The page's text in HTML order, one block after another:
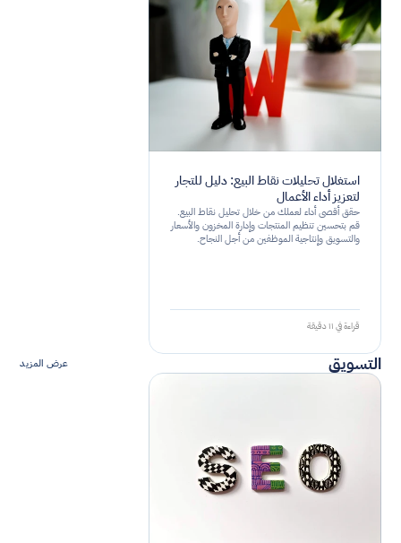
استغلال تحليلات نقاط البيع: دليل للتجار
لتعزيز أداء الأعمال
حقق أقصى أداء لعملك من خلال تحليل نقاط البيع.
قم بتحسين تنظيم المنتجات وإدارة المخزون والأسعار
والتسويق وإنتاجية الموظفين من أجل النجاح.
قراءة في ١١ دقيقة
التسويق عرض المزيد